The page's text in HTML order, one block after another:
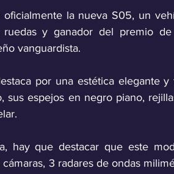
oficialmente la nueva S05, un
ruedas y ganador del premio
vanguardista.
por una estética elegante
sus espejos en negro piano,
hay que destacar que este
3 radares de ondas